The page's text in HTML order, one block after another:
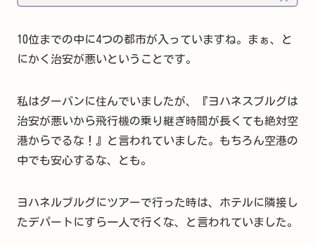
10位までの中に4つの都市が入っていますね。まぁ、と
にかく治安が悪いということです。
私はダーバンに住んでいましたが、『ヨハネスブルグは
治安が悪いから飛行機の乗り継ぎ時間が長くても絶対空
港からでるな！』と言われていました。もちろん空港の
中でも安心するな、とも。
ヨハネルブルグにツアーで行った時は、ホテルに隣接し
たデパートにすら一人で行くな、と言われていました。